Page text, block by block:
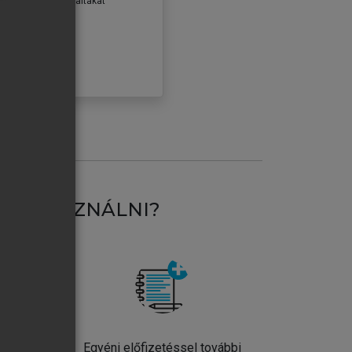
HASZNÁLNI?
Egyéni előfizetéssel további